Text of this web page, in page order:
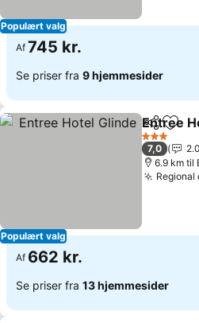
Populært valg
Af 745 kr.
Se priser fra 9 hjemmesider
Populært valg
Del Føj
Entree
3 Stjerner
7,0
6.9 km til
Regional
Af 662 kr.
Se priser fra 13 hjemmesider